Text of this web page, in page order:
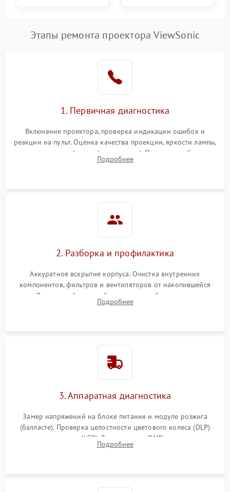
Этапы ремонта проектора ViewSonic
1. Первичная диагностика
Включение проектора, проверка индикации ошибок и
реакции на пульт. Оценка качества проекции, яркости лампы,
наличия артефактов (точки, пятна). Проверка работы
системы охлаждения по уровню шума вентиляторов.
Подробнее
2. Разборка и профилактика
Аккуратное вскрытие корпуса. Очистка внутренних
компонентов, фильтров и вентиляторов от накопившейся
пыли. Визуальный осмотр блока питания, балласта лампы и
материнской платы на наличие прогаров или вздутых
Подробнее
3. Аппаратная диагностика
Замер напряжений на блоке питания и модуле розжига
(балласте). Проверка целостности цветового колеса (DLP)
или поляризаторов (LCD). Тестирование DMD-чипа, датчиков
температуры и оптопар с помощью мультиметра и
Подробнее